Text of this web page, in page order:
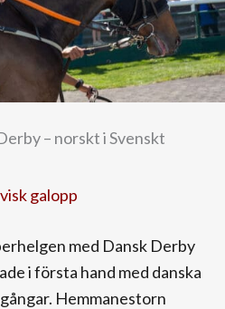
– norskt i Svenskt
galopp
med Dansk Derby
i första hand med danska
Hemmanestorn